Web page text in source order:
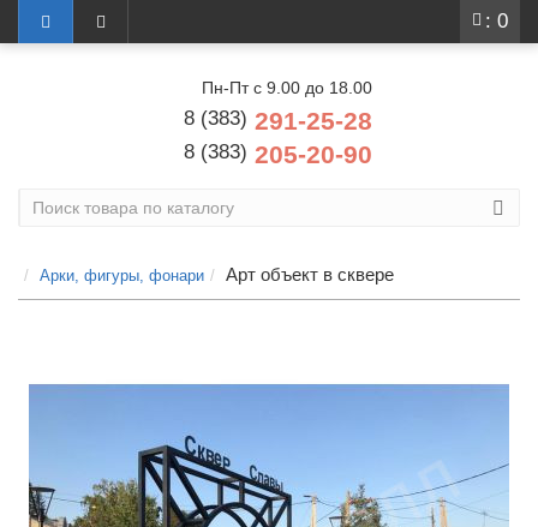
: 0
Пн-Пт с 9.00 до 18.00
8 (383) 291-25-28
8 (383) 205-20-90
Арки, фигуры, фонари Арт объект в сквере